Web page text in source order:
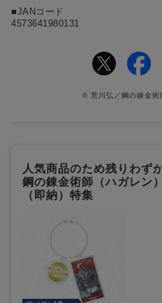
■JANコード
4573641980131
© 荒川弘／鋼の錬金術
人気商品のため残りわず
鋼の錬金術師（ハガレン
（即納）特集